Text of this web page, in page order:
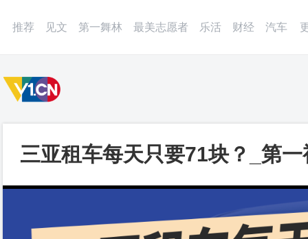
推荐 见文 第一舞林 最美志愿者 乐活 财经 汽车
三亚租车每天只要71块？_第一